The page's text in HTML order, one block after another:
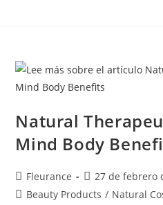
Natural
Mind Body
Fleurance
27 de febrero
Beauty Products / Natural